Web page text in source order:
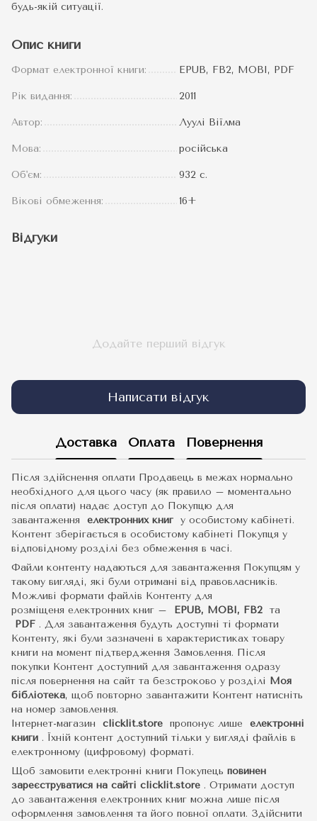
будь-якій ситуації.
Опис книги
Формат електронної книги: EPUB, FB2, MOBI, PDF
Рік видання: 2011
Автор: Луулі Віїлма
Мова: російська
Об'єм: 932 с.
Вікові обмеження: 16+
Відгуки
Додайте перший відгук
Написати відгук
Доставка Оплата Повернення
Після здійснення оплати Продавець в межах нормально
необхідного для цього часу (як правило – моментально
після оплати) надає доступ до Покупцю для
завантаження електронних книг у особистому кабінеті.
Контент зберігається в особистому кабінеті Покупця у
відповідному розділі без обмеження в часі.
Файли контенту надаються для завантаження Покупцям у
такому вигляді, які були отримані від правовласників.
Можливі формати файлів Контенту для
розміщеня електронних книг –
EPUB, MOBI, FB2 та
PDF . Для завантаження будуть доступні ті формати
Контенту, які були зазначені в характеристиках товару
книги на момент підтвердження Замовлення. Після
покупки Контент доступний для завантаження одразу
після повернення на сайт та безстроково у розділі Моя
бібліотека, щоб повторно завантажити Контент натисніть
на номер замовлення.
Інтернет-магазин clicklit.store пропонує лише електронні
книги . Їхній контент доступний тільки у вигляді файлів в
електронному (цифровому) форматі.
Щоб замовити електронні книги Покупець повинен
зареєструватися на сайті clicklit.store . Отримати доступ
до завантаження електронних книг можна лише після
оформлення замовлення та його повної оплати. Здійснити